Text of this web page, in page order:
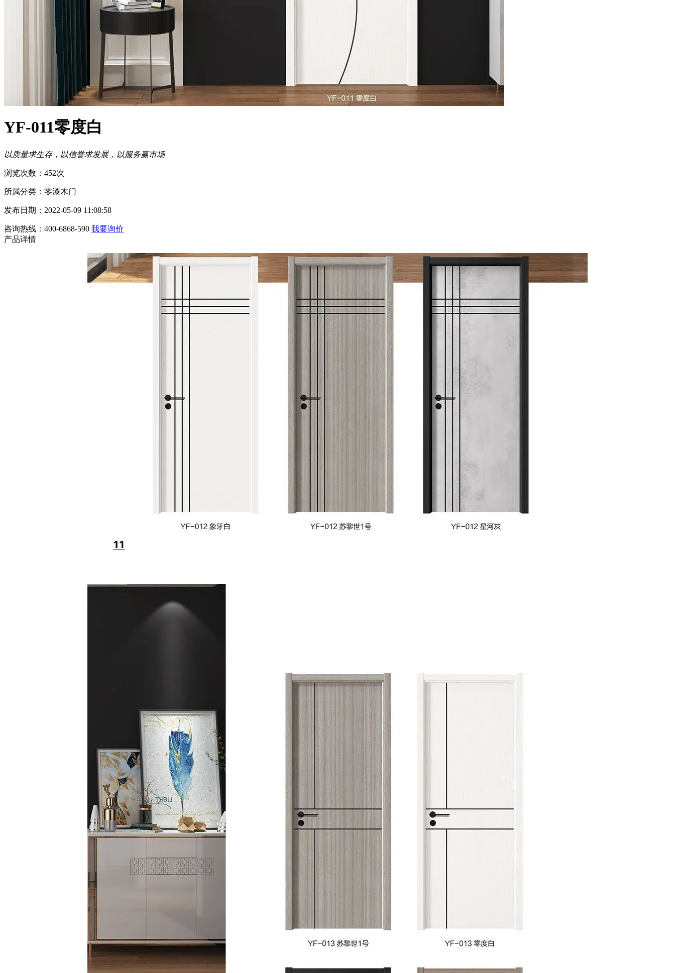
YF-011零度白
以质量求生存，以信誉求发展，以服务赢市场
浏览次数：452次
所属分类：零漆木门
发布日期：2022-05-09 11:08:58
咨询热线：400-6868-590 我要询价
产品详情